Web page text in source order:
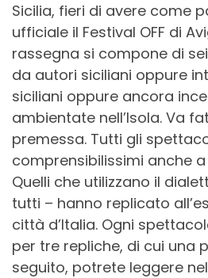
Sicilia, fieri di avere come
ufficiale il Festival OFF di
rassegna si compone di
da autori siciliani oppure
siciliani oppure ancora
ambientate nell’Isola. Va
premessa. Tutti gli
comprensibilissimi anche
Quelli che utilizzano il
tutti – hanno replicato
città d’Italia. Ogni
per tre repliche, di cui una
seguito, potrete leggere